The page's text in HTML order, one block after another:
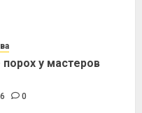
у мастеров
0